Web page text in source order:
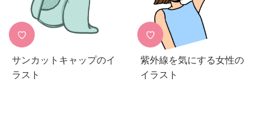
♡
サンカットキャップのイ
ラスト
♡
紫外線を気にする女性の
イラスト